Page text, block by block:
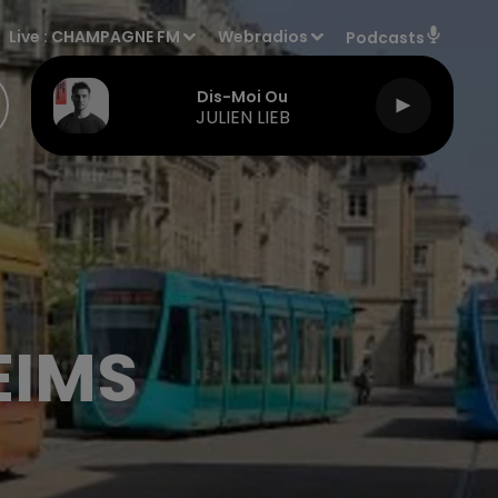
Live :CHAMPAGNE FM Webradios Podcasts
Dis-Moi Ou
JULIEN LIEB